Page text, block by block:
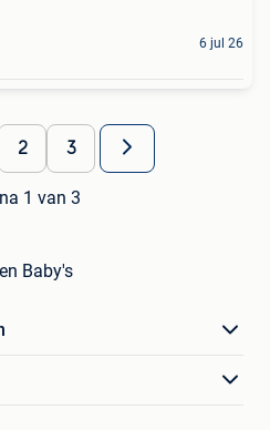
6 jul 26
2 3
1 van 3
Baby's